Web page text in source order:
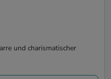
und charismatischer